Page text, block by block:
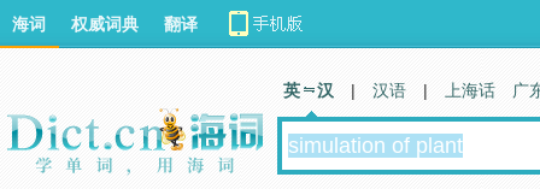
海词 权威词典 翻译
英 汉 | 汉语 | 上海话 广